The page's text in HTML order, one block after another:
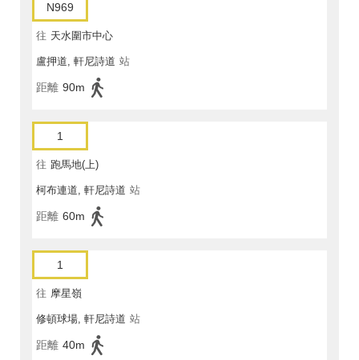
N969
往 天水圍市中心
盧押道, 軒尼詩道 站
距離 90m
1
往 跑馬地(上)
柯布連道, 軒尼詩道 站
距離 60m
1
往 摩星嶺
修頓球場, 軒尼詩道 站
距離 40m